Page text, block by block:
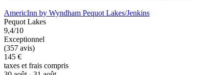
AmericInn by Wyndham Pequot Lakes/Jenkins
Pequot Lakes
9,4/10
Exceptionnel
(357 avis)
145 €
taxes et frais compris